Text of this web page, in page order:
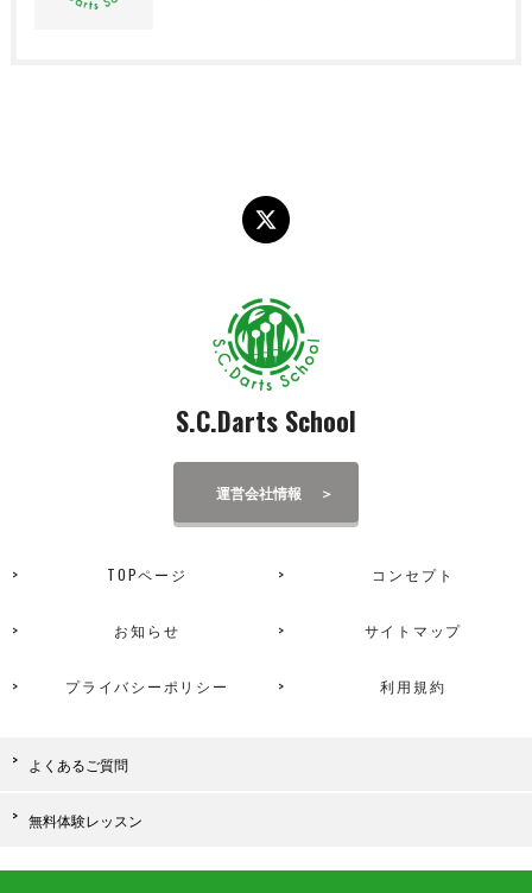
TOPページ コンセプト
お知らせ サイトマップ
プライバシーポリシー 利用規約
S.C.Darts School
運営会社情報
よくあるご質問
無料体験レッスン